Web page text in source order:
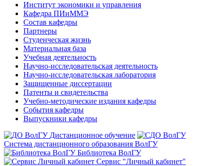
Институт экономики и управления
Кафедра ПИиММЭ
Состав кафедры
Партнеры
Студенческая жизнь
Материальная база
Учебная деятельность
Научно-исследовательская деятельность
Научно-исследовательская лаборатория
Защищенные диссертации
Патенты и свидетельства
Учебно-методические издания кафедры
События кафедры
Выпускники кафедры
Дистанционное обучение
Система дистанционного образования ВолГУ
Библиотека ВолГУ
Сервис "Личный кабинет"